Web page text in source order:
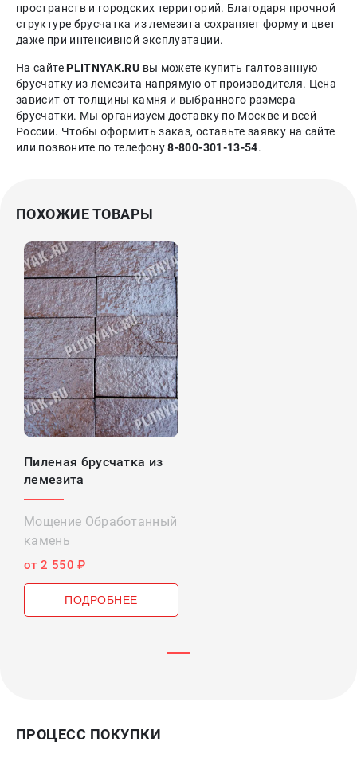
пространств и городских территорий. Благодаря прочной
структуре брусчатка из лемезита сохраняет форму и цвет
даже при интенсивной эксплуатации.
На сайтеPLITNYAK.RU вы можете купить галтованную
брусчатку из лемезита напрямую от производителя. Цена
зависит от толщины камня и выбранного размера
брусчатки. Мы организуем доставку по Москве и всей
России. Чтобы оформить заказ, оставьте заявку на сайте
или позвоните по телефону8-800-301-13-54.
ПОХОЖИЕ ТОВАРЫ
Пиленая брусчатка из
лемезита
Мощение Обработанный
камень
от 2 550 ₽
ПОДРОБНЕЕ
ПРОЦЕСС ПОКУПКИ